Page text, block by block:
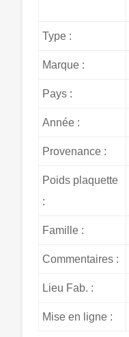
Type :
Marque :
Pays :
Année :
Provenance :
Poids plaquette
:
Famille :
Commentaires :
Lieu Fab. :
Mise en ligne :